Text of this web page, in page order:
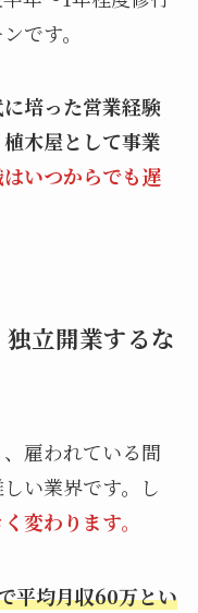
です。
培った営業経験
木屋として事業
いつからでも遅
立開業するな
雇われている間
い業界です。し
変わります。
平均月収60万とい